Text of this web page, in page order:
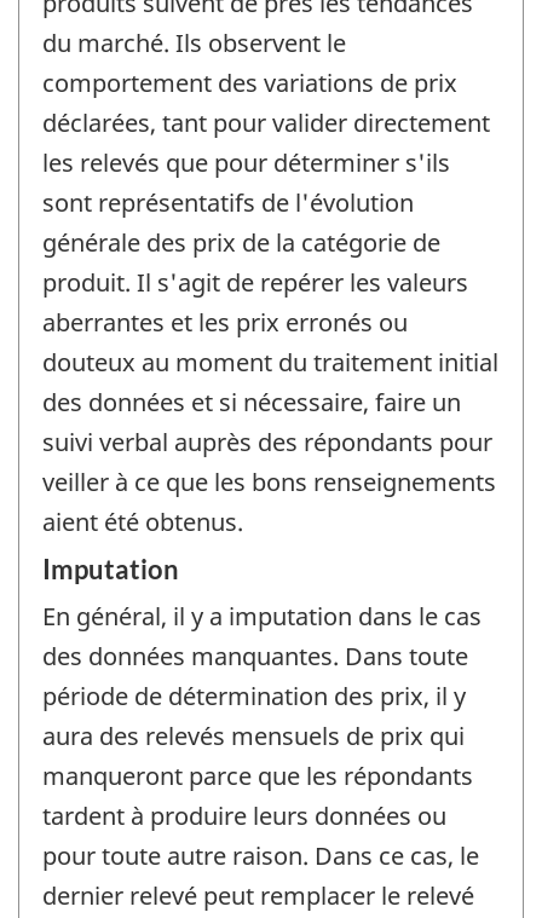
du marché. Ils observent le
comportement des variations de prix
déclarées, tant pour valider directement
les relevés que pour déterminer s'ils
sont représentatifs de l'évolution
générale des prix de la catégorie de
produit. Il s'agit de repérer les valeurs
aberrantes et les prix erronés ou
douteux au moment du traitement initial
des données et si nécessaire, faire un
suivi verbal auprès des répondants pour
veiller à ce que les bons renseignements
aient été obtenus.
Imputation
En général, il y a imputation dans le cas
des données manquantes. Dans toute
période de détermination des prix, il y
aura des relevés mensuels de prix qui
manqueront parce que les répondants
tardent à produire leurs données ou
pour toute autre raison. Dans ce cas, le
dernier relevé peut remplacer le relevé